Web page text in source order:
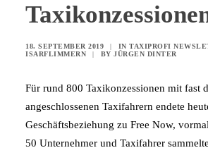
18. SEPTEMBER 2019 | IN TAXIPROFI
ISARFLIMMERN
| BY JÜRGEN DINTER
Für rund 800 Taxikonzessionen mit fast
angeschlossenen Taxifahrern endete
Geschäftsbeziehung zu Free Now,
50 Unternehmer und Taxifahrer